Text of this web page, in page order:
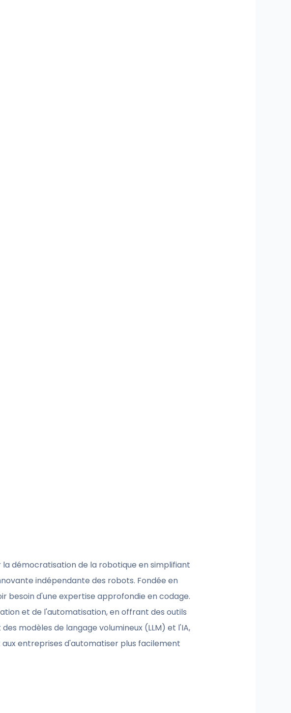
démocratisation de la robotique en simplifiant
indépendante des robots. Fondée en
besoin d'une expertise approfondie en codage.
et de l'automatisation, en offrant des outils
modèles de langage volumineux (LLM) et l'IA,
entreprises d'automatiser plus facilement